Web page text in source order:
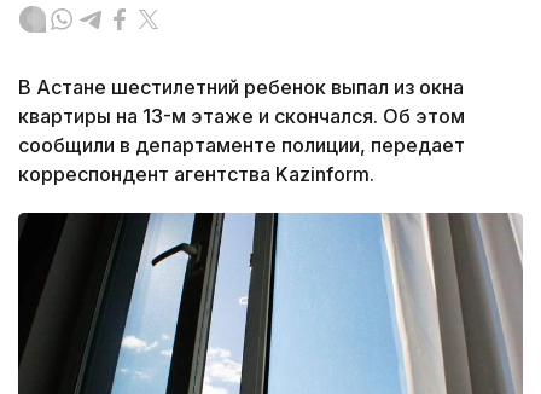
В Астане шестилетний ребенок выпал из окна
квартиры на 13-м этаже и скончался. Об этом
сообщили в департаменте полиции, передает
корреспондент агентства Kazinform.